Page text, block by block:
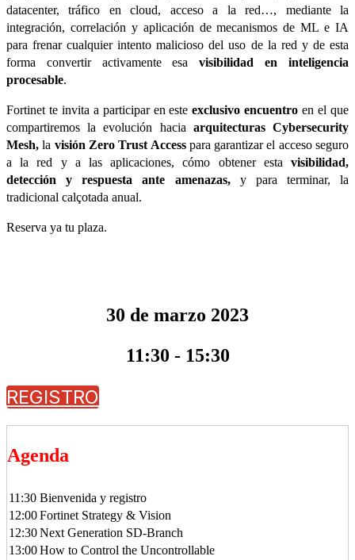
datacenter, tráfico en cloud, acceso a la red…, mediante la
integración, correlación y aplicación de mecanismos de ML e IA
para frenar cualquier intento malicioso del uso de la red y de esta
forma convertir activamente esavisibilidad en inteligencia
procesable.
Fortinet te invita a participar en esteexclusivo encuentro en el que
compartiremos la evolución hacia arquitecturas Cybersecurity
Mesh, la visión Zero Trust Accesspara garantizar el acceso seguro
a la red y a las aplicaciones, cómo obtener esta visibilidad,
detección y respuesta ante amenazas, y para terminar, la
tradicional calçotada anual.
Reserva ya tu plaza.
30 de marzo 2023
11:30 - 15:30
REGISTRO
Agenda
11:30 Bienvenida y registro
12:00Fortinet Strategy & Vision
12:30Next Generation SD-Branch
13:00How to Control the Uncontrollable